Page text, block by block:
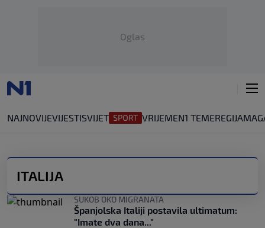
Oglas
NAJNOVIJEVIJESTISVIJET VRIJEMEN1 TEMEREGIJA
ITALIJA
SUKOB OKO MIGRANATA
Španjolska Italiji postavila ultimatum:
"Imate dva dana..."